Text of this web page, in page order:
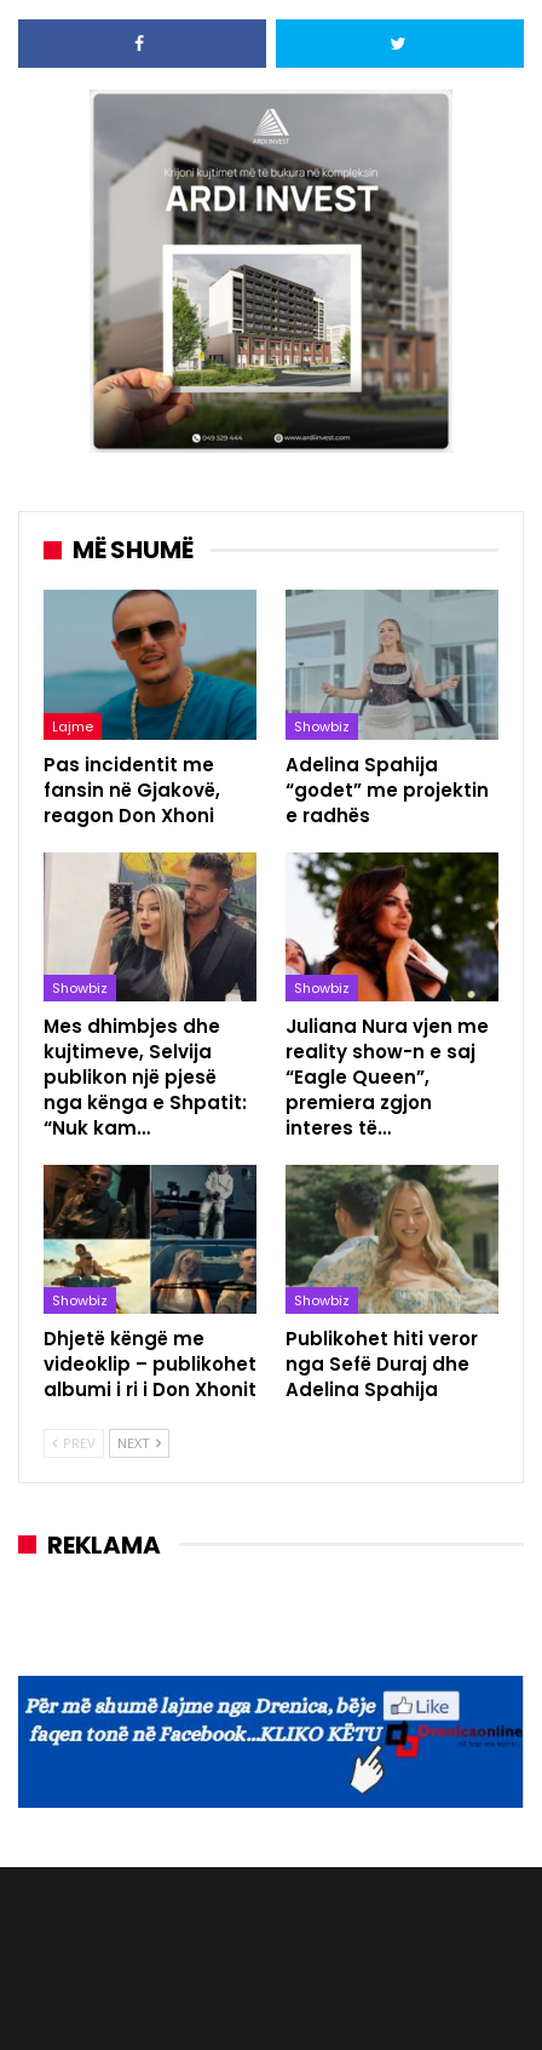
MË SHUMË
Lajme
Pas incidentit me
fansin në Gjakovë,
reagon Don Xhoni
Showbiz
Adelina Spahija
“godet” me projektin
e radhës
Showbiz
Mes dhimbjes dhe
kujtimeve, Selvija
publikon një pjesë
nga kënga e Shpatit:
“Nuk kam…
Showbiz
Juliana Nura vjen me
reality show-n e saj
“Eagle Queen”,
premiera zgjon
interes të…
Showbiz
Dhjetë këngë me
videoklip – publikohet
albumi i ri i Don Xhonit
Showbiz
Publikohet hiti veror
nga Sefë Duraj dhe
Adelina Spahija
PREV NEXT
REKLAMA